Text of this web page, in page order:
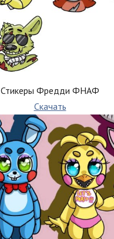
Стикеры Фредди ФНАФ
Скачать